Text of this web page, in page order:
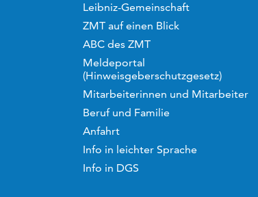
Leibniz-Gemeinschaft
ZMT auf einen Blick
ABC des ZMT
Meldeportal
(Hinweisgeberschutzgesetz)
Mitarbeiterinnen und Mitarbeiter
Beruf und Familie
Anfahrt
Info in leichter Sprache
Info in DGS